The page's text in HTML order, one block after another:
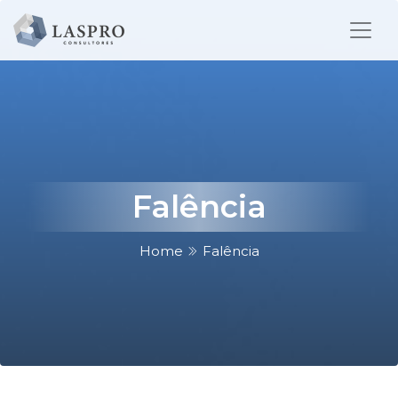
Falência
Home Falência